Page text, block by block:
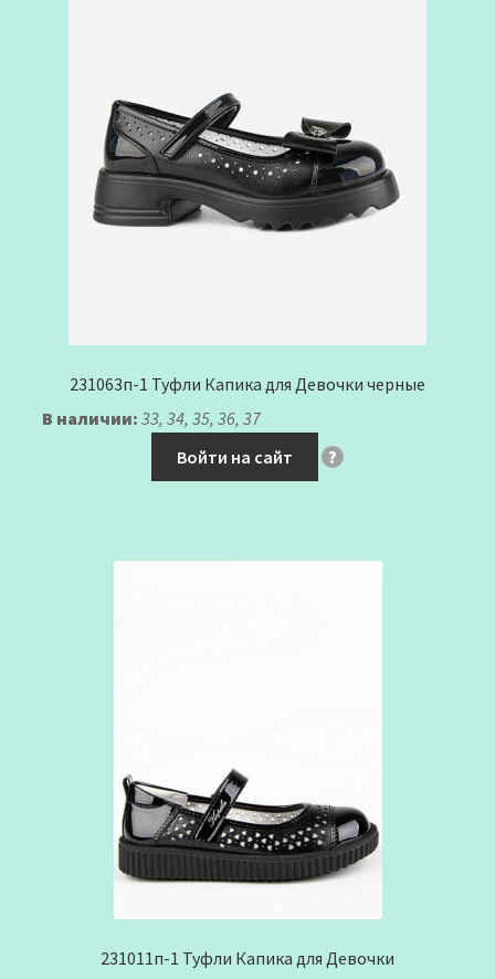
231063п-1 Туфли Капика для Девочки черные
В наличии: 33, 34, 35, 36, 37
Войти на сайт
?
231011п-1 Туфли Капика для Девочки